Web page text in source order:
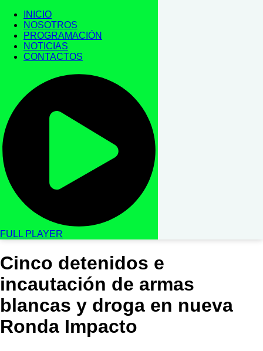
INICIO
NOSOTROS
PROGRAMACIÓN
NOTICIAS
CONTACTOS
FULL PLAYER
Cinco detenidos e
incautación de armas
blancas y droga en nueva
Ronda Impacto